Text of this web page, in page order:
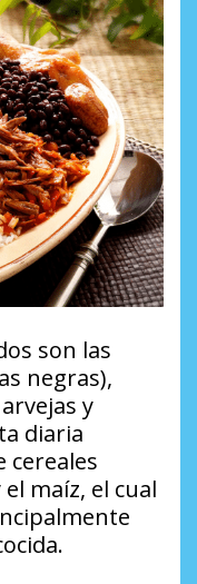
son las
negras),
y
diaria
cereales
maíz, el cual